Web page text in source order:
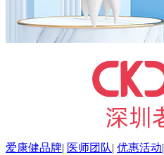
爱康健品牌| 医师团队| 优惠活动|